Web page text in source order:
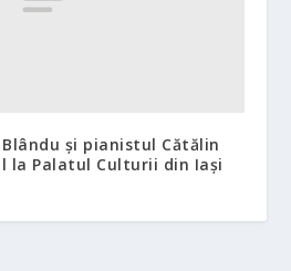
și pianistul Cătălin
la Palatul Culturii din Iași